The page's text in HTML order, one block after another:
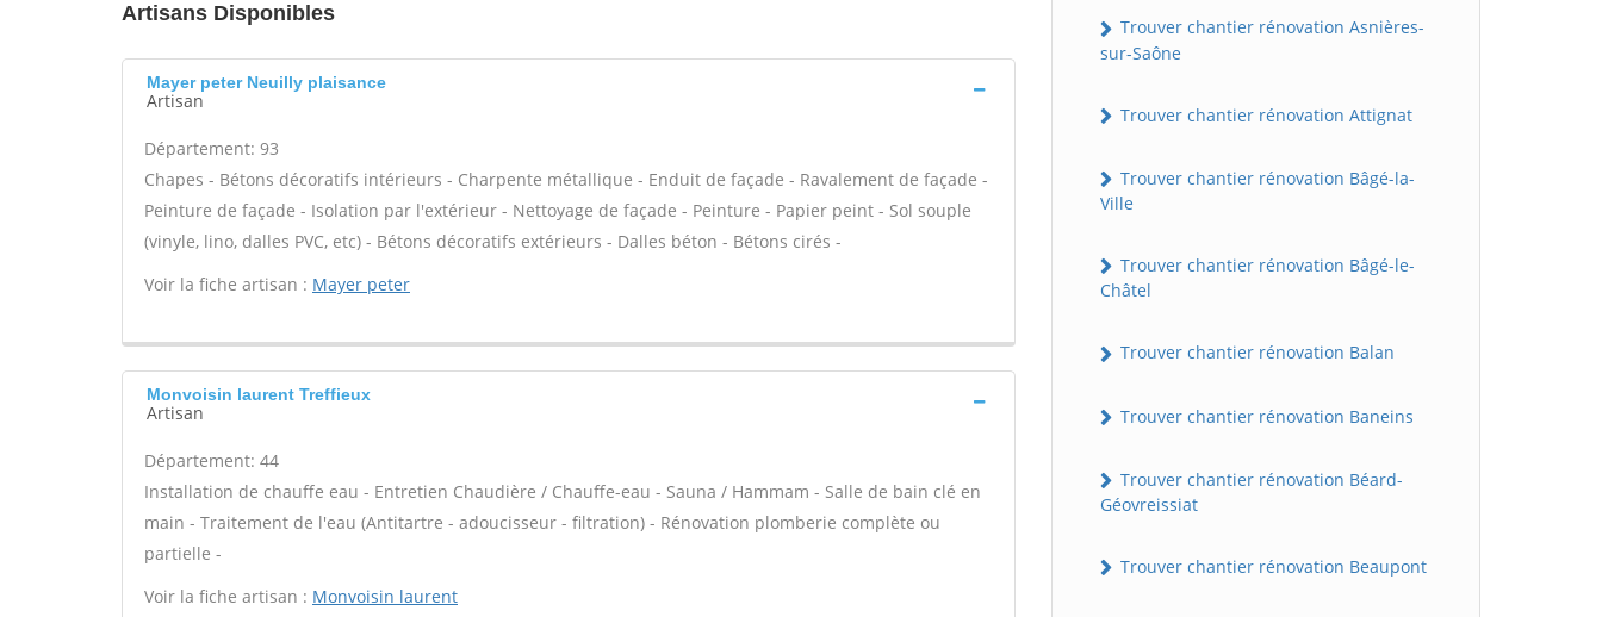
Artisans Disponibles
Mayer peter Neuilly plaisance
Artisan
Département: 93
Chapes - Bétons décoratifs intérieurs - Charpente métallique - Enduit de façade - Ravalement de façade -
Peinture de façade - Isolation par l'extérieur - Nettoyage de façade - Peinture - Papier peint - Sol souple
(vinyle, lino, dalles PVC, etc) - Bétons décoratifs extérieurs - Dalles béton - Bétons cirés -
Voir la fiche artisan : Mayer peter
Monvoisin laurent Treffieux
Artisan
Département: 44
Installation de chauffe eau - Entretien Chaudière / Chauffe-eau - Sauna / Hammam - Salle de bain clé en
main - Traitement de l'eau (Antitartre - adoucisseur - filtration) - Rénovation plomberie complète ou
partielle -
Voir la fiche artisan : Monvoisin laurent
Trouver chantier rénovation Asnières-
sur-Saône
Trouver chantier rénovation Attignat
Trouver chantier rénovation Bâgé-la-
Ville
Trouver chantier rénovation Bâgé-le-
Châtel
Trouver chantier rénovation Balan
Trouver chantier rénovation Baneins
Trouver chantier rénovation Béard-
Géovreissiat
Trouver chantier rénovation Beaupont